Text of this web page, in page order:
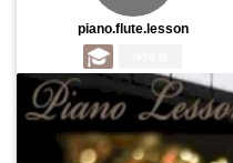
piano.flute.lesson